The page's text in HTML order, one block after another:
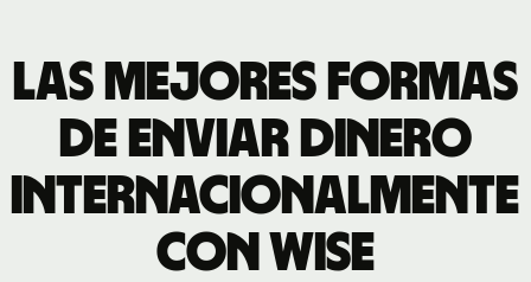
Las mejores formas
de enviar dinero
internacionalmente
con Wise